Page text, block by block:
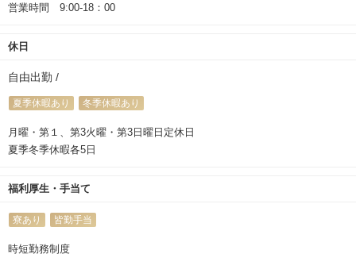
営業時間 9:00-18：00
休日
自由出勤 /
夏季休暇あり 冬季休暇あり
月曜・第１、第3火曜・第3日曜日定休日
夏季冬季休暇各5日
福利厚生・手当て
寮あり 皆勤手当
時短勤務制度